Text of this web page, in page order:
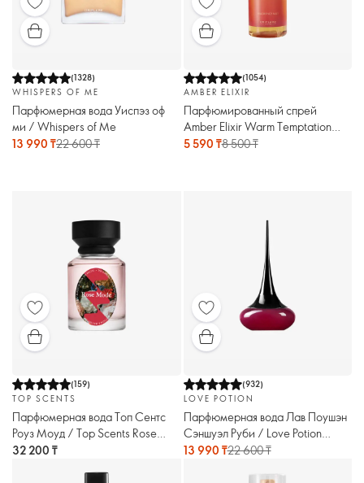
(1328)
WHISPERS OF ME
Парфюмерная вода Уиспэз оф
ми / Whispers of Me
13 990 ₸22 600 ₸
(1054)
AMBER ELIXIR
Парфюмированный спрей
Amber Elixir Warm Temptation
[Эмбе Иликсе Вом Темптейшн]
5 590 ₸8 500 ₸
(159)
TOP SCENTS
Парфюмерная вода Топ Сентс
Роуз Моуд / Top Scents Rose
Mode
32 200 ₸
(932)
LOVE POTION
Парфюмерная вода Лав Поушэн
Сэншуэл Руби / Love Potion
Sensual Ruby
13 990 ₸22 600 ₸